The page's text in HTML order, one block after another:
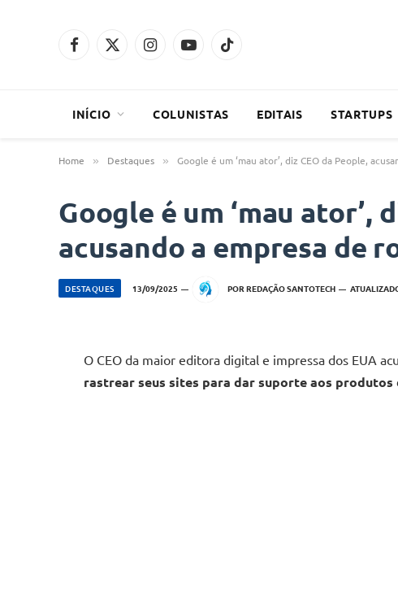
Facebook
X
InstagramYouTubeTikTok
INÍCIO COLUNISTAS EDITAIS STARTUPS
Home » Destaques » Google é um ‘mau ator’, diz CEO da People,
Google é um ‘mau ator’,
acusando a empresa de
DESTAQUES 13/09/2025 POR REDAÇÃO SANTOTECH
O CEO da maior editora digital e impressa dos EUA
rastrear seus sites para dar suporte aos produtos